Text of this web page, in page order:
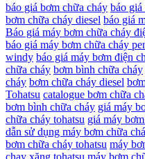
báo giá bơm chữa cháy báo
bơm chữa cháy diesel báo giá
Báo giá máy bơm chữa cháy
báo giá máy bơm chữa cháy
windy báo giá máy bơm điện
chữa cháy bơm bình chữa cháy
cháy bơm chữa cháy diesel
Tohatsu catalogue bơm chữa
bơm bình chữa cháy giá máy
chữa cháy tohatsu giá máy
dẫn sử dụng máy bơm chữa
bơm chữa cháy tohatsu máy
chạy xăng tohatsu máy bơm